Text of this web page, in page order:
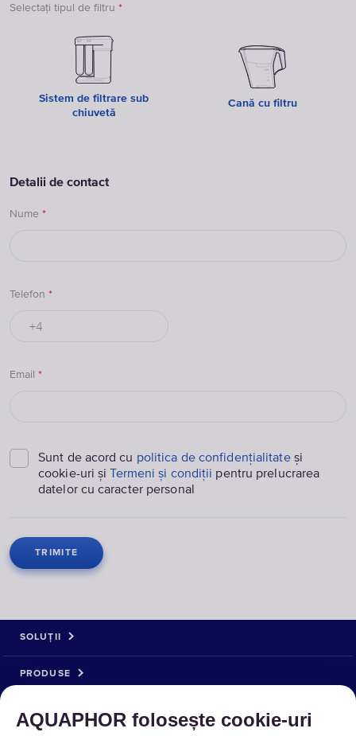
Selectați tipul de filtru *
Sistem de filtrare sub
chiuvetă
Cană cu filtru
Detalii de contact
Nume *
Telefon *
Email *
Sunt de acord cu politica de confidențialitateși
cookie-uri și
Termeni și condiții pentru prelucrarea
datelor cu caracter personal
AQUAPHOR folosește cookie‑uri
SOLUȚII
PRODUSE